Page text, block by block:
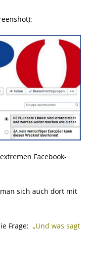
Facebook-
sich auch dort mit
Frage: „Und was sagt